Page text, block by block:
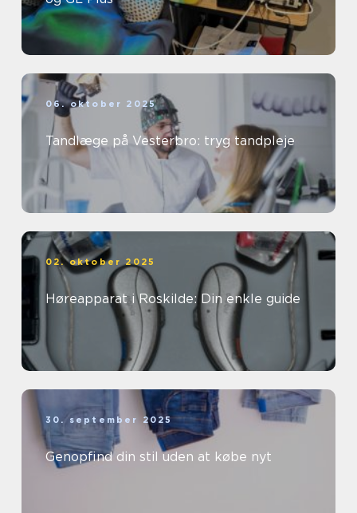
06. oktober 2025
Tandlæge på Vesterbro: tryg tandpleje
02. oktober 2025
Høreapparat i Roskilde: Din enkle guide
30. september 2025
Genopfind din stil uden at købe nyt